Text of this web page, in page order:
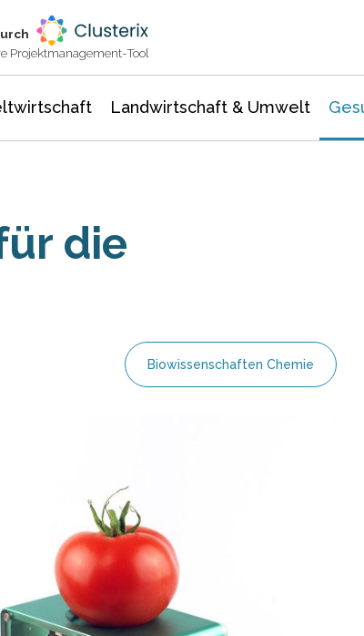
Projektmanagement-Tool
Landwirtschaft & Umwelt
die
Biowissenschaften Chemie